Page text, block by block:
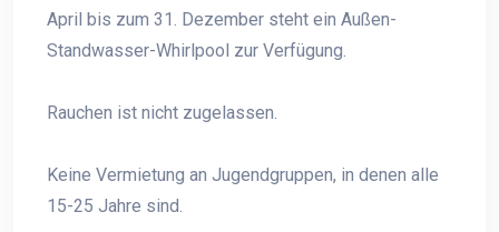
April bis zum 31. Dezember steht ein Außen-
Standwasser-Whirlpool zur Verfügung.
Rauchen ist nicht zugelassen.
Keine Vermietung an Jugendgruppen, in denen alle
15-25 Jahre sind.